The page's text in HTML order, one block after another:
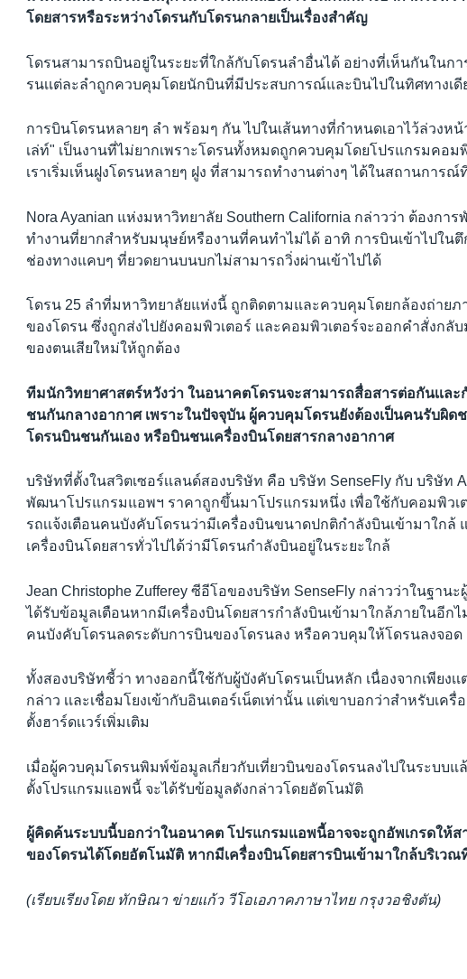
โดยสารหรือระหว่างโดรนกับโดรนกลายเป็นเรื่องสำคัญ
โดรนสามารถบินอยู่ในระยะที่ใกล้กับโดรนลำอื่นได้ อย่างที่เห็นกันในกา
รนเเต่ละลำถูกควบคุมโดยนักบินที่มีประสบการณ์และบินไปในทิศทางเดี
การบินโดรนหลายๆ ลำ พร้อมๆ กัน ไปในเส้นทางที่กำหนดเอาไว้ล่วงหน้
เล่ท์" เป็นงานที่ไม่ยากเพราะโดรนทั้งหมดถูกควบคุมโดยโปรแกรมคอม
เราเริ่มเห็นฝูงโดรนหลายๆ ฝูง ที่สามารถทำงานต่างๆ ได้ในสถานการณ์
Nora Ayanian แห่งมหาวิทยาลัย Southern California กล่าวว่า ต้องกา
ทำงานที่ยากสำหรับมนุษย์หรืองานที่คนทำไม่ได้ อาทิ การบินเข้าไปใน
ช่องทางแคบๆ ที่ยวดยานบนบกไม่สามารถวิ่งผ่านเข้าไปได้
โดรน 25 ลำที่มหาวิทยาลัยแห่งนี้ ถูกติดตามและควบคุมโดยกล้องถ่ายภ
ของโดรน ซึ่งถูกส่งไปยังคอมพิวเตอร์ และคอมพิวเตอร์จะออกคำสั่งกลั
ของตนเสียใหม่ให้ถูกต้อง
ทีมนักวิทยาศาสตร์หวังว่า ในอนาคตโดรนจะสามารถสื่อสารต่อกันเเละ
ชนกันกลางอากาศ เพราะในปัจจุบัน ผู้ควบคุมโดรนยังต้องเป็นคนรับผิด
โดรนบินชนกันเอง หรือบินชนเครื่องบินโดยสารกลางอากาศ
บริษัทที่ตั้งในสวิตเซอร์เเลนด์สองบริษัท คือ บริษัท SenseFly กับ บริษัท
พัฒนาโปรแกรมแอพฯ ราคาถูกขึ้นมาโปรแกรมหนึ่ง เพื่อใช้กับคอมพิวเ
รถเเจ้งเตือนคนบังคับโดรนว่ามีเครื่องบินขนาดปกติกำลังบินเข้ามาใกล้
เครื่องบินโดยสารทั่วไปได้ว่ามีโดรนกำลังบินอยู่ในระยะใกล้
Jean Christophe Zufferey ซีอีโอของบริษัท SenseFly กล่าวว่าในฐา
ได้รับข้อมูลเตือนหากมีเครื่องบินโดยสารกำลังบินเข้ามาใกล้ภายในอีก
คนบังคับโดรนลดระดับการบินของโดรนลง หรือควบคุมให้โดรนลงจอด
ทั้งสองบริษัทชี้ว่า ทางออกนี้ใช้กับผู้บังคับโดรนเป็นหลัก เนื่องจากเพียงเ
กล่าว เเละเชื่อมโยงเข้ากับอินเตอร์เน็ตเท่านั้น เเต่เขาบอกว่าสำหรับเค
ตั้งฮาร์ดเเวร์เพิ่มเติม
เมื่อผู้ควบคุมโดรนพิมพ์ข้อมูลเกี่ยวกับเที่ยวบินของโดรนลงไปในระบบแ
ตั้งโปรแกรมแอพนี้ จะได้รับข้อมูลดังกล่าวโดยอัตโนมัติ
ผู้คิดค้นระบบนี้บอกว่าในอนาคต โปรแกรมแอพนี้อาจจะถูกอัพเกรดให้
ของโดรนได้โดยอัตโนมัติ หากมีเครื่องบินโดยสารบินเข้ามาใกล้บริเว
(เรียบเรียงโดย ทักษิณา ข่ายแก้ว วีโอเอภาคภาษาไทย กรุงวอชิงตัน)